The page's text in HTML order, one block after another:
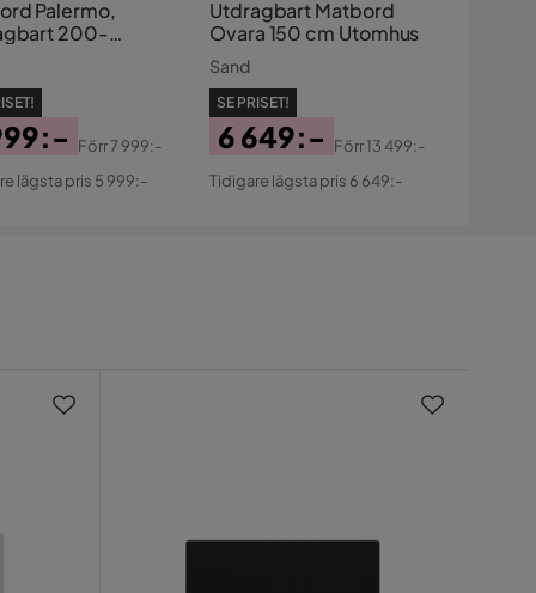
Palermo,
200-
cm
Förr7 999:-
lägsta pris 5 999:-
Utdragbart Matbord
Ovara 150 cm Utomhus
Sand
SE PRISET!
Pris
6 649:-
Original
Förr13 499:-
Tidigare lägsta pris 6 649:-